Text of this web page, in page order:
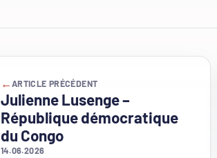
← ARTICLE PRÉCÉDENT
Julienne Lusenge –
République démocratique
du Congo
14.06.2026